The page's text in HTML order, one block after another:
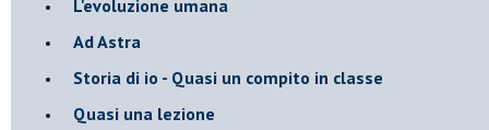
L'evoluzione umana
Ad Astra
Storia di io - Quasi un compito in classe
Quasi una lezione